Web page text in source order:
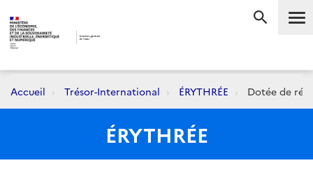
Accueil Trésor-International ÉRYTHRÉE Dotée de
ÉRYTHRÉE